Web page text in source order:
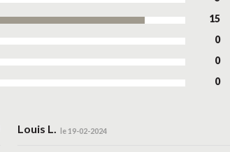
15
0
0
0
Louis L. le 19-02-2024